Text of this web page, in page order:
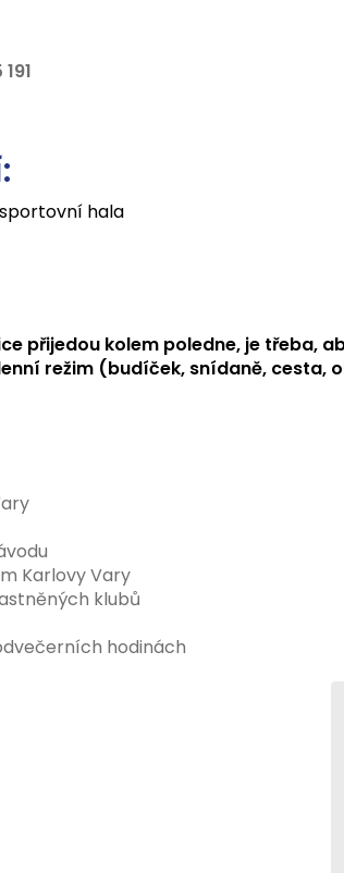
sportovní hala
přijedou kolem poledne, je třeba,
režim (budíček, snídaně, cesta,
Karlovy Vary
klubů
hodinách